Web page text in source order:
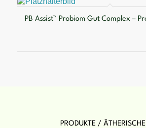
PB Assist™ Probiom Gut Complex –
PRODUKTE /